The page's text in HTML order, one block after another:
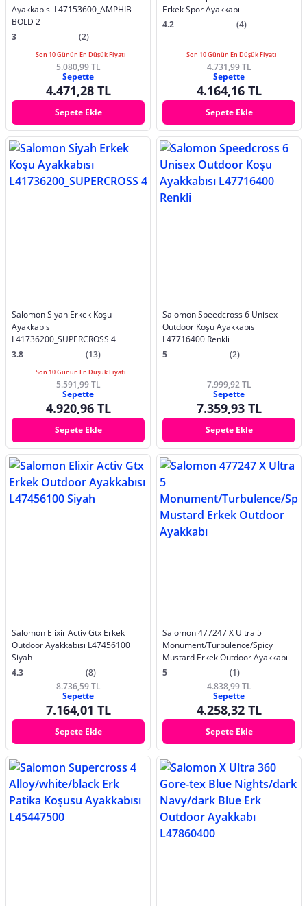
Ayakkabısı L47153600_AMPHIB
BOLD 2
3
(2)
Son 10 Günün En Düşük Fiyatı
5.080,99 TL
Sepette
4.471,28 TL
Sepete Ekle
Erkek Spor Ayakkabı
4.2
(4)
Son 10 Günün En Düşük Fiyatı
4.731,99 TL
Sepette
4.164,16 TL
Sepete Ekle
Salomon Siyah Erkek Koşu
Ayakkabısı
L41736200_SUPERCROSS 4
3.8
(13)
Son 10 Günün En Düşük Fiyatı
5.591,99 TL
Sepette
4.920,96 TL
Sepete Ekle
Salomon Speedcross 6 Unisex
Outdoor Koşu Ayakkabısı
L47716400 Renkli
5
(2)
7.999,92 TL
Sepette
7.359,93 TL
Sepete Ekle
Salomon Elixir Activ Gtx Erkek
Outdoor Ayakkabısı L47456100
Siyah
4.3
(8)
8.736,59 TL
Sepette
7.164,01 TL
Sepete Ekle
Salomon 477247 X Ultra 5
Monument/Turbulence/Spicy
Mustard Erkek Outdoor Ayakkabı
5
(1)
4.838,99 TL
Sepette
4.258,32 TL
Sepete Ekle